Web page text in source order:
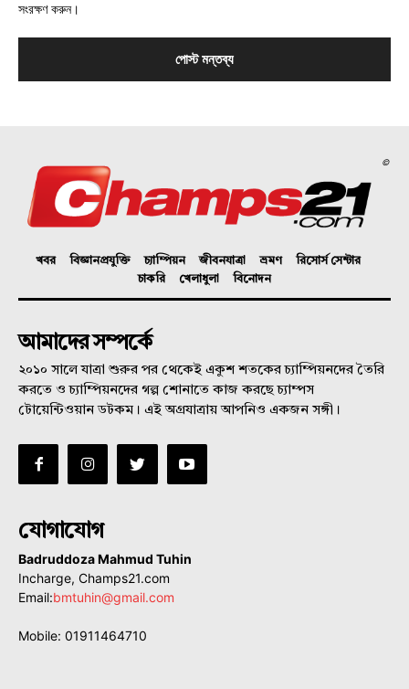
সংরক্ষণ করুন।
©
খবর বিজ্ঞানপ্রযুক্তি চ্যাম্পিয়ন জীবনযাত্রা ভ্রমণ
রিসোর্স সেন্টার
চাকরি
খেলাধুলা বিনোদন
আমাদের সম্পর্কে
২০১০ সালে যাত্রা শুরুর পর থেকেই একুশ শতকের চ্যাম্পিয়নদের তৈরি
করতে ও চ্যাম্পিয়নদের গল্প শোনাতে কাজ করছে চ্যাম্পস
টোয়েন্টিওয়ান ডটকম। এই অগ্রযাত্রায় আপনিও একজন সঙ্গী।
যোগাযোগ
Badruddoza Mahmud Tuhin
Incharge, Champs21.com
Email:bmtuhin@gmail.com
Mobile: 01911464710